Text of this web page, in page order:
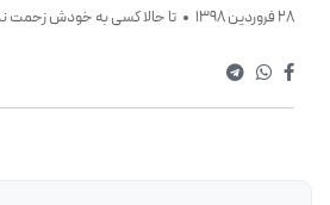
28 فروردین 1398 تا حالا کسی به خودش زحمت